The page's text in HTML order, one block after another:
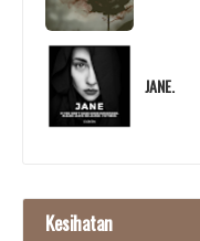
JANE.
Kesihatan